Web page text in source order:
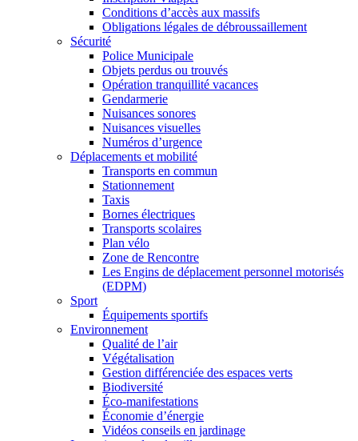
Conditions d’accès aux massifs
Obligations légales de débroussaillement
Sécurité
Police Municipale
Objets perdus ou trouvés
Opération tranquillité vacances
Gendarmerie
Nuisances sonores
Nuisances visuelles
Numéros d’urgence
Déplacements et mobilité
Transports en commun
Stationnement
Taxis
Bornes électriques
Transports scolaires
Plan vélo
Zone de Rencontre
Les Engins de déplacement personnel motorisés
(EDPM)
Sport
Équipements sportifs
Environnement
Qualité de l’air
Végétalisation
Gestion différenciée des espaces verts
Biodiversité
Éco-manifestations
Économie d’énergie
Vidéos conseils en jardinage